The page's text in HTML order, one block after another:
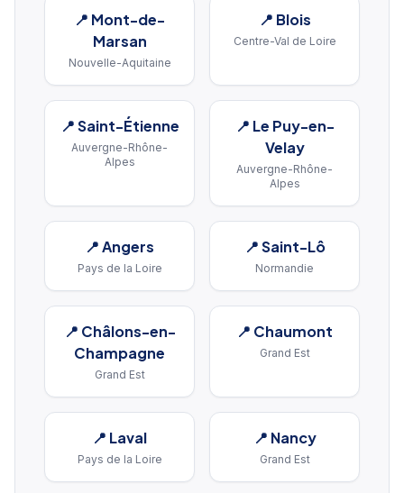
📍 Mont-de-
Marsan
Nouvelle-Aquitaine
📍 Blois
Centre-Val de Loire
📍Saint-Étienne
Auvergne-Rhône-
Alpes
📍 Le Puy-en-
Velay
Auvergne-Rhône-
Alpes
📍Angers
Pays de la Loire
📍Saint-Lô
Normandie
📍 Châlons-en-
Champagne
Grand Est
📍 Chaumont
Grand Est
📍 Laval
Pays de la Loire
📍 Nancy
Grand Est